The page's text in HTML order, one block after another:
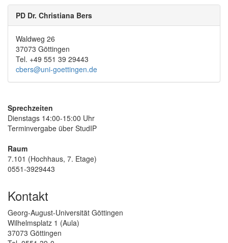
PD Dr. Christiana Bers
Waldweg 26
37073 Göttingen
Tel. +49 551 39 29443
cbers@uni-goettingen.de
Sprechzeiten
Dienstags 14:00-15:00 Uhr
Terminvergabe über StudIP
Raum
7.101 (Hochhaus, 7. Etage)
0551-3929443
Kontakt
Georg-August-Universität Göttingen
Wilhelmsplatz 1 (Aula)
37073 Göttingen